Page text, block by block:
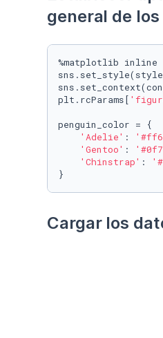
general de
%matplotlib inline
plt.rcParams[
penguin_color = {
'Adelie' :
'Gentoo' :
'Chinstrap' :
}
Cargar los